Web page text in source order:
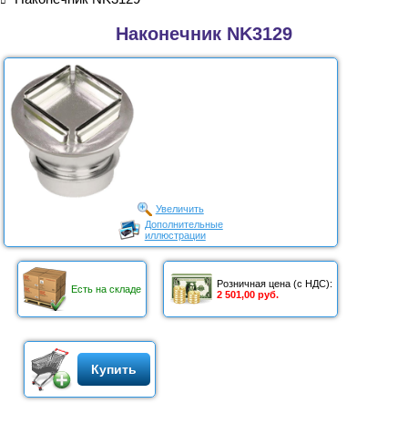
Наконечник NK3129
Увеличить
Дополнительные
иллюстрации
Есть на складе
Розничная цена (с НДС):
2 501,00 руб.
Купить